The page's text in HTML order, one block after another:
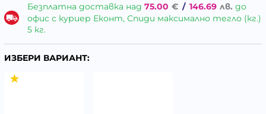
Безплатна доставка над 75.00 € / 146.69 лв. до
офис с куриер Еконт, Спиди максимално тегло (кг.)
5 кг.
ИЗБЕРИ ВАРИАНТ: